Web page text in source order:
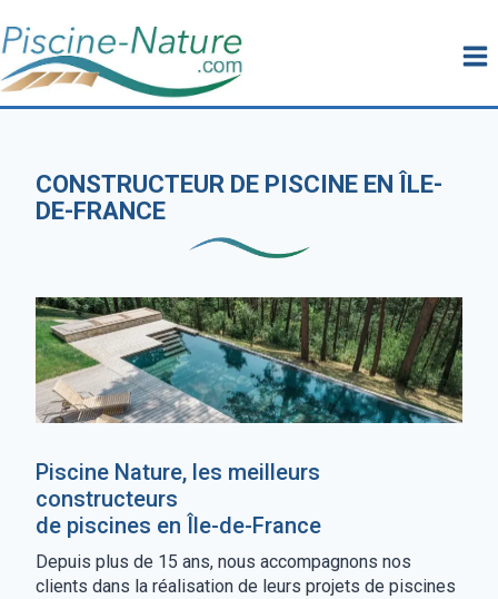
au
contenu
CONSTRUCTEUR DE PISCINE EN ÎLE-
DE-FRANCE
Piscine Nature, les meilleurs
constructeurs
de piscines en Île-de-France
Depuis plus de 15 ans, nous accompagnons nos
clients dans la réalisation de leurs projets de piscines